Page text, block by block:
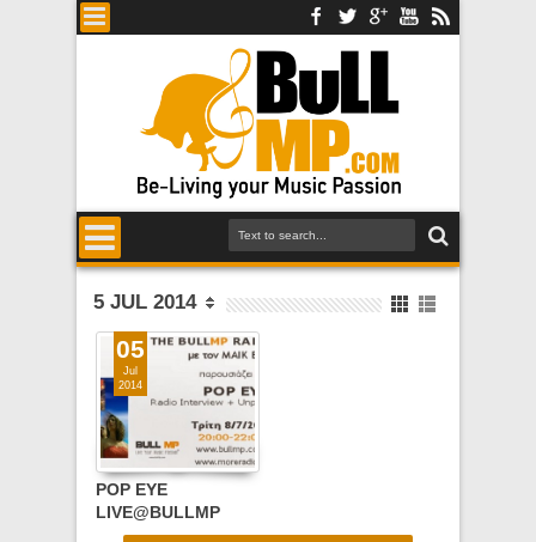
5 JUL 2014
POP EYE
LIVE@BULLMP
RADIO SHOW,
05
Jul
2014